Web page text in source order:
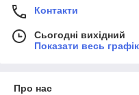
Контакти
Сьогодні вихідний
Показати весь
Про нас